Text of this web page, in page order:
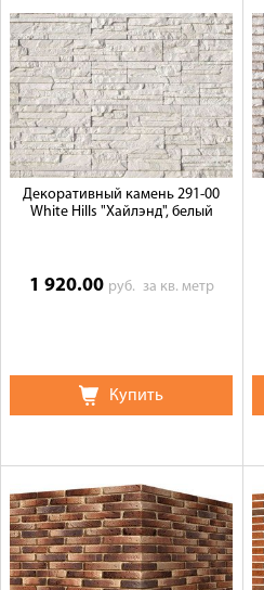
Декоративный камень 291-00
White Hills "Хайлэнд", белый
1 920.00 руб. за кв. метр
Купить